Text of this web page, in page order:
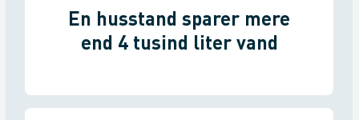
En husstand sparer mere
end 4 tusind liter vand